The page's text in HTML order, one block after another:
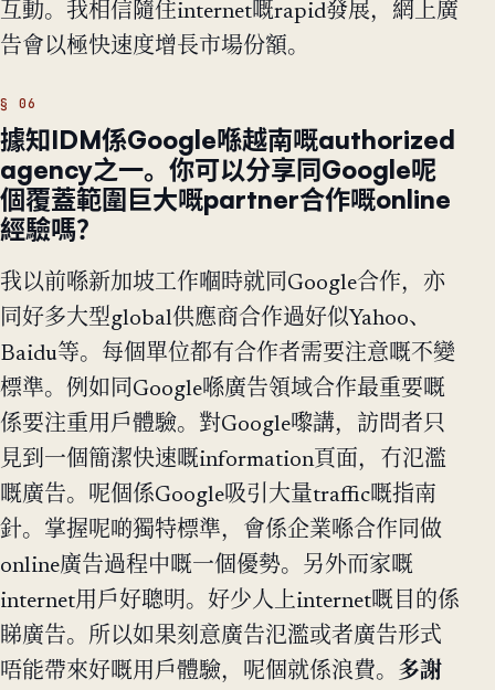
互動。我相信隨住internet嘅rapid發展，網上廣
告會以極快速度增長市場份額。
據知IDM係Google喺越南嘅authorized
agency之一。你可以分享同Google呢
個覆蓋範圍巨大嘅partner合作嘅online
經驗嗎？
我以前喺新加坡工作嗰時就同Google合作，亦
同好多大型global供應商合作過好似Yahoo、
Baidu等。每個單位都有合作者需要注意嘅不變
標準。例如同Google喺廣告領域合作最重要嘅
係要注重用戶體驗。對Google嚟講，訪問者只
見到一個簡潔快速嘅information頁面，冇氾濫
嘅廣告。呢個係Google吸引大量traffic嘅指南
針。掌握呢啲獨特標準，會係企業喺合作同做
online廣告過程中嘅一個優勢。另外而家嘅
internet用戶好聰明。好少人上internet嘅目的係
睇廣告。所以如果刻意廣告氾濫或者廣告形式
唔能帶來好嘅用戶體驗，呢個就係浪費。 多謝